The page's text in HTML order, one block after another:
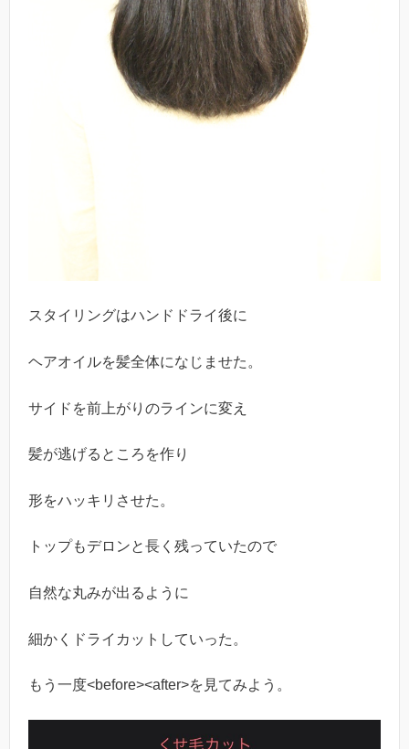
スタイリングはハンドドライ後に
ヘアオイルを髪全体になじませた。
サイドを前上がりのラインに変え
髪が逃げるところを作り
形をハッキリさせた。
トップもデロンと長く残っていたので
自然な丸みが出るように
細かくドライカットしていった。
もう一度<before><after>を見てみよう。